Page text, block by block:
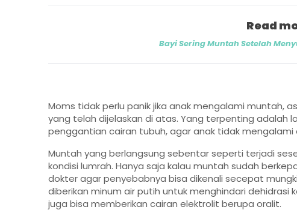
Read
Bayi Sering Muntah Setelah
Moms tidak perlu panik jika anak mengalami muntah,
yang telah dijelaskan di atas. Yang terpenting adalah
penggantian cairan tubuh, agar anak tidak mengalami
Muntah yang berlangsung sebentar seperti terjadi
kondisi lumrah. Hanya saja kalau muntah sudah
dokter agar penyebabnya bisa dikenali secepat
diberikan minum air putih untuk menghindari dehidrasi
juga bisa memberikan cairan elektrolit berupa oralit.